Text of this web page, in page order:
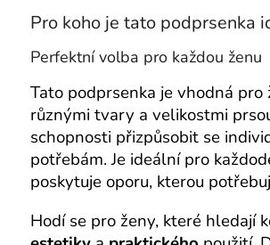
Pro koho je tato podprsenka
Perfektní volba pro každou ženu
Tato podprsenka je vhodná pro
různými tvary a velikostmi
schopnosti přizpůsobit se
potřebám. Je ideální pro
poskytuje oporu, kterou
Hodí se pro ženy, které hledají